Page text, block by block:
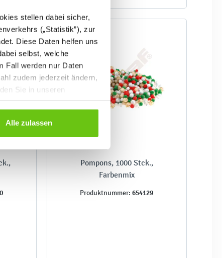
stellen dabei sicher,
(„Statistik”), zur
Diese Daten helfen uns
selbst, welche
Fall werden nur Daten
zudem jederzeit ändern,
Sie in unseren
Alle zulassen
Pompons, 1000 Stck.,
Farbenmix
Produktnummer: 654129